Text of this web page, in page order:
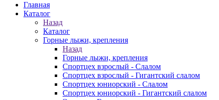
Главная
Каталог
Назад
Каталог
Горные лыжи, крепления
Назад
Горные лыжи, крепления
Спортцех взрослый - Слалом
Спортцех взрослый - Гигантский слалом
Спортцех юниорский - Слалом
Спортцех юниорский - Гигантский слалом